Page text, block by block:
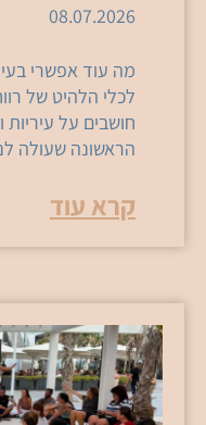
08.07.2026
מה עוד אפשרי
לכלי הלהיט של
חושבים על עיריות
הראשונה שעולה
קרא עוד